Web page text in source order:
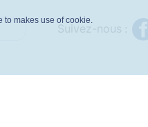
to makes use of cookie.